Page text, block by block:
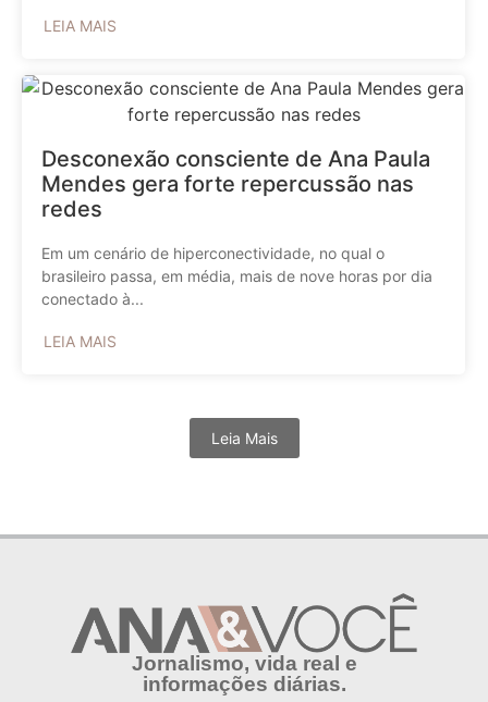
LEIA MAIS
Desconexão consciente de Ana Paula
Mendes gera forte repercussão nas
redes
Em um cenário de hiperconectividade, no qual o
brasileiro passa, em média, mais de nove horas por dia
conectado à...
LEIA MAIS
Leia Mais
Jornalismo, vida real e
informações diárias.